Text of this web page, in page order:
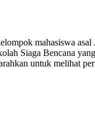
mahasiswa
Siaga Bencana
untuk melihat